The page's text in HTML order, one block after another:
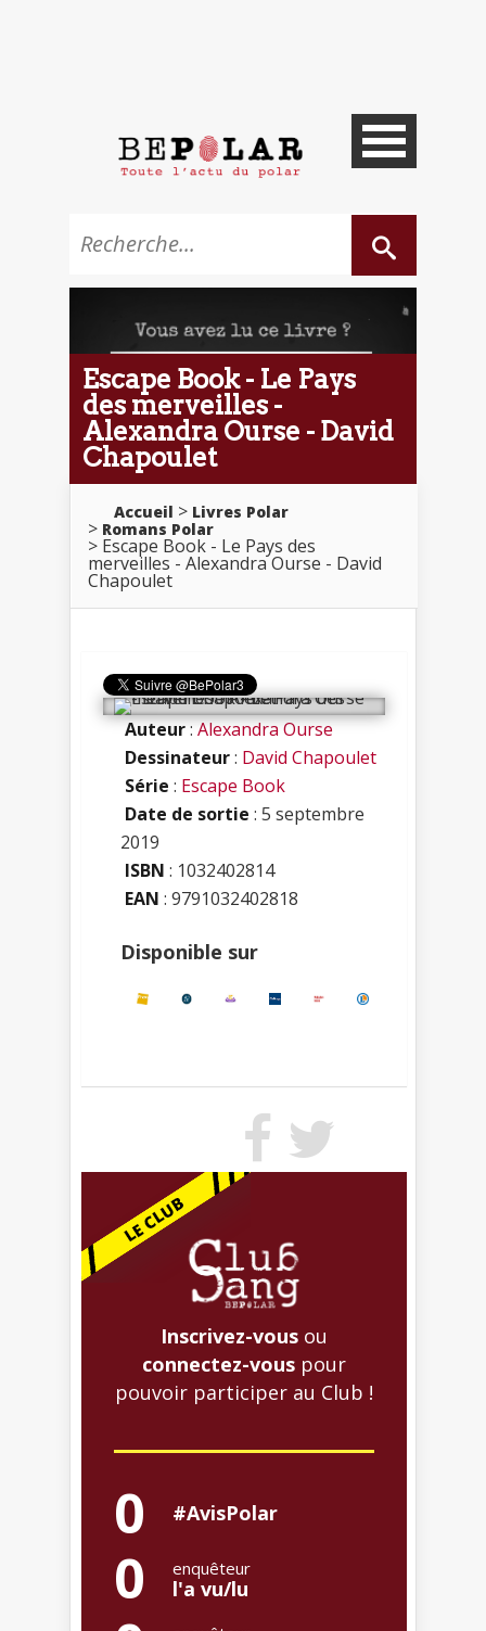
Escape Book - Le Pays
des merveilles -
Alexandra Ourse - David
Chapoulet
Accueil
Livres Polar
Romans Polar
Escape Book - Le Pays des
merveilles - Alexandra Ourse - David
Chapoulet
Auteur: Alexandra Ourse
Dessinateur: David Chapoulet
Série : Escape Book
Date de sortie : 5 septembre
2019
ISBN : 1032402814
EAN : 9791032402818
Disponible sur
Inscrivez-vous ou
connectez-vous pour
pouvoir participer au Club !
0 #AvisPolar
0 enquêteur
l'a vu/lu